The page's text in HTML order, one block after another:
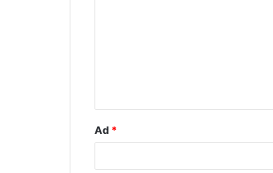
Ad *